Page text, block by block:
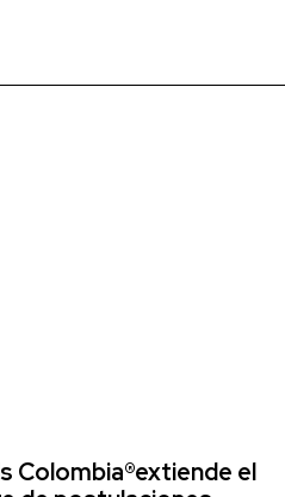
Colombia®extiende el